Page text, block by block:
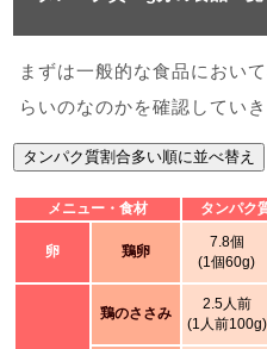
まずは一般的な食品におい
らいのなのかを確認していき
タンパク質割合多い順に並べ替え
メニュー・食材 タンパク
卵 鶏卵
7.8個
(1個60g)
鶏のささみ
2.5人前
(1人前100g)